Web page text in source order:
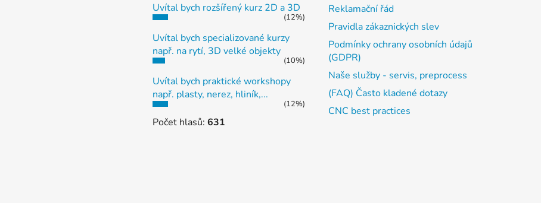
Uvítal bych rozšířený kurz 2D a 3D
(12%)
Uvítal bych specializované kurzy
např. na rytí, 3D velké objekty
(10%)
Uvítal bych praktické workshopy
např. plasty, nerez, hliník,...
(12%)
Počet hlasů: 631
Reklamační řád
Pravidla zákaznických slev
Podmínky ochrany osobních údajů
(GDPR)
Naše služby - servis, preprocess
(FAQ) Často kladené dotazy
CNC best practices